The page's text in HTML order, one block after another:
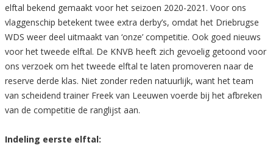
elftal bekend gemaakt voor het seizoen 2020-2021. Voor ons
vlaggenschip betekent twee extra derby’s, omdat het Driebrugse
WDS weer deel uitmaakt van ‘onze’ competitie. Ook goed nieuws
voor het tweede elftal. De KNVB heeft zich gevoelig getoond voor
ons verzoek om het tweede elftal te laten promoveren naar de
reserve derde klas. Niet zonder reden natuurlijk, want het team
van scheidend trainer Freek van Leeuwen voerde bij het afbreken
van de competitie de ranglijst aan.
Indeling eerste elftal: